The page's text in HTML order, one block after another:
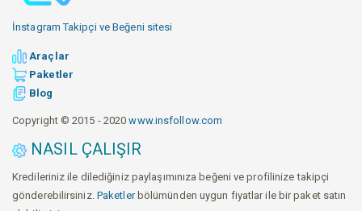
İnstagram Takipçi ve Beğeni sitesi
Araçlar
Paketler
Blog
Copyright © 2015 - 2020www.insfollow.com
NASIL ÇALIŞIR
Kredileriniz ile dilediğiniz paylaşımınıza beğeni ve profilinize takipçi
gönderebilirsiniz. Paketlerbölümünden uygun fiyatlar ile bir paket satın